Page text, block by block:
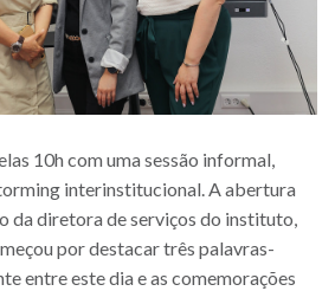
10h com uma sessão informal,
interinstitucional. A abertura
da diretora de serviços do instituto,
por destacar três palavras-
entre este dia e as comemorações